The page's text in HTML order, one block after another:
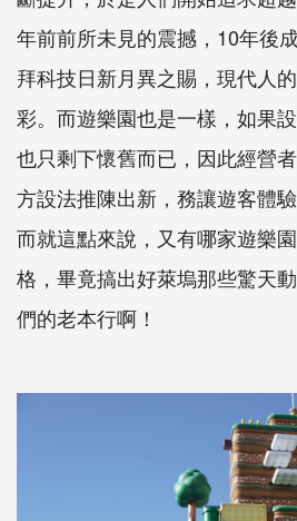
年前前所未見的震撼，10年後
拜科技日新月異之賜，現代人
彩。而遊樂園也是一樣，如果
也只剩下懷舊而已，因此經營
方設法推陳出新，務讓遊客體
而就這點來說，又有哪家遊樂
格，畢竟搞出好萊塢那些驚天
們的老本行啊！